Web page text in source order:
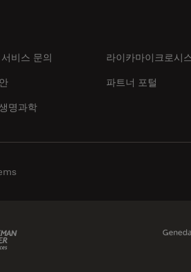
비스 문의
라이카마이크로시
파트너 포털
명과학